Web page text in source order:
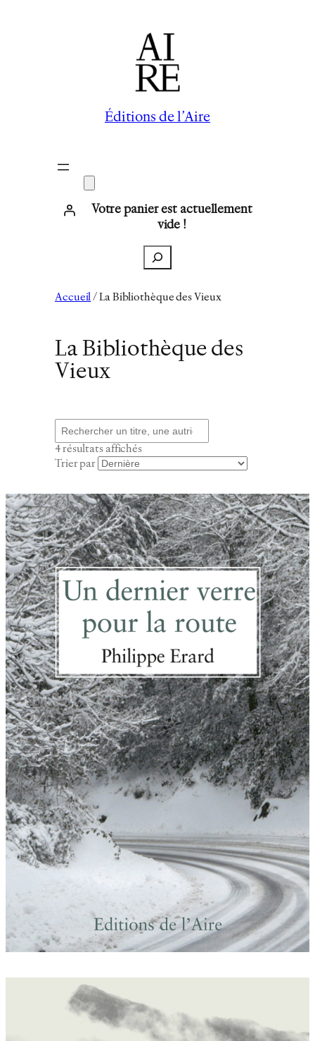
Éditions de l’Aire
Votre panier est actuellement
vide !
Recherche
Accueil / La Bibliothèque des Vieux
La Bibliothèque des
Vieux
Recherche
4 résultats affichésTrié
au
plus
ancien
Trier par